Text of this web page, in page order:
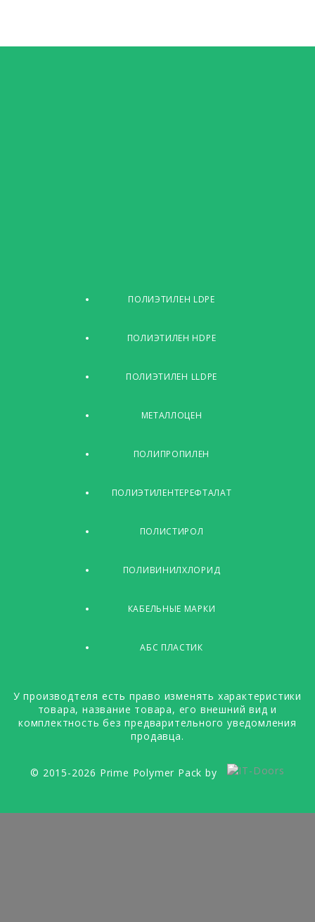
ПОЛИЭТИЛЕН LDPE
ПОЛИЭТИЛЕН HDPE
ПОЛИЭТИЛЕН LLDPE
МЕТАЛЛОЦЕН
ПОЛИПРОПИЛЕН
ПОЛИЭТИЛЕНТЕРЕФТАЛАТ
ПОЛИСТИРОЛ
ПОЛИВИНИЛХЛОРИД
КАБЕЛЬНЫЕ МАРКИ
АБС ПЛАСТИК
У производтеля есть право изменять характеристики
товара, название товара, его внешний вид и
комплектность без предварительного уведомления
продавца.
© 2015-2026 Prime Polymer Pack by